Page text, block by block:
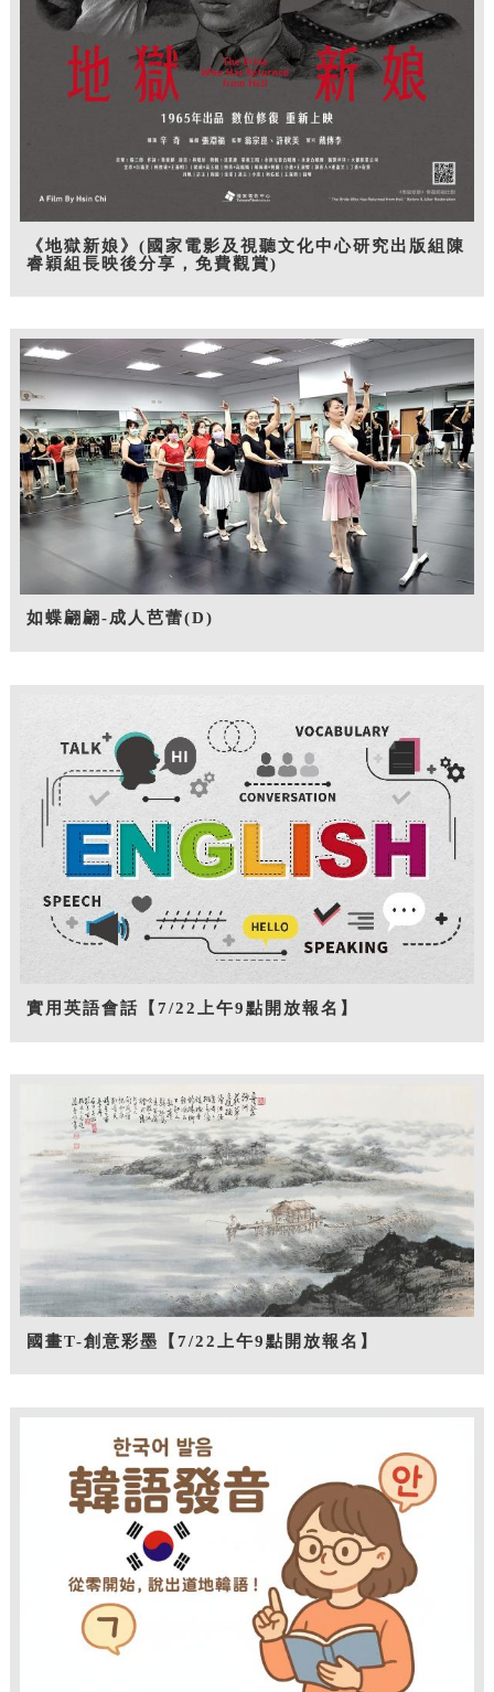
《地獄新娘》(國家電影及視聽文化中心研究出版組陳
睿穎組長映後分享，免費觀賞)
如蝶翩翩-成人芭蕾(D)
實用英語會話【7/22上午9點開放報名】
國畫T-創意彩墨【7/22上午9點開放報名】